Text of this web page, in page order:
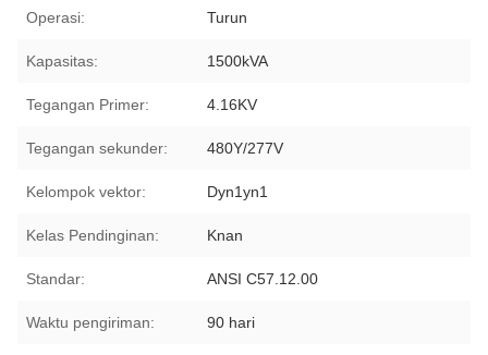
Operasi: Turun
Kapasitas: 1500kVA
Tegangan Primer: 4.16KV
Tegangan sekunder: 480Y/277V
Kelompok vektor: Dyn1yn1
Kelas Pendinginan: Knan
Standar: ANSI C57.12.00
Waktu pengiriman: 90 hari